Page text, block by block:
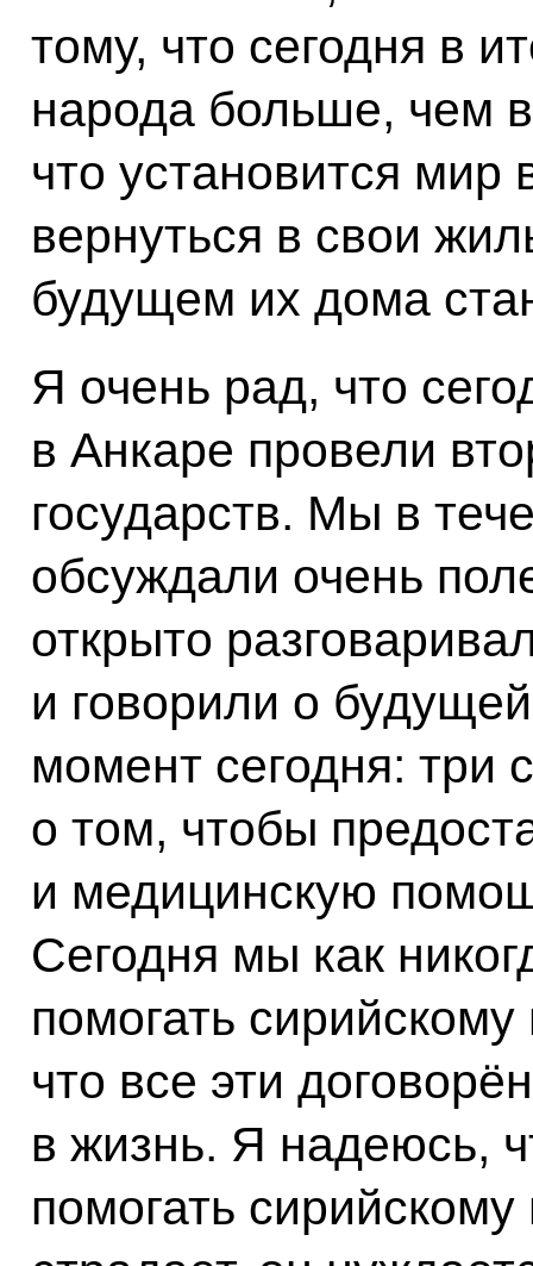
тому, что сегодня в
народа больше, чем
что установится мир
вернуться в свои
будущем их дома
Я очень рад, что
в Анкаре провели
государств. Мы в
обсуждали очень
открыто
и говорили о
момент сегодня: три
о том, чтобы
и медицинскую
Сегодня мы как
помогать
что все эти
в жизнь. Я надеюсь,
помогать